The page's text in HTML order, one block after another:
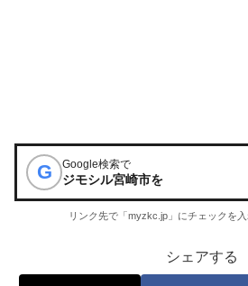
G Google検索で
ジモシル宮崎市を
リンク先で「myzkc.jp」にチェックを
シェアする